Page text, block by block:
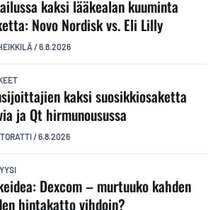
kaksi lääkealan kuuminta
Novo Nordisk vs. Eli Lilly
/6.8.2026
kaksi suosikkiosaketta
ja Qt hirmunousussa
/6.8.2026
Dexcom – murtuuko kahden
hintakatto vihdoin?